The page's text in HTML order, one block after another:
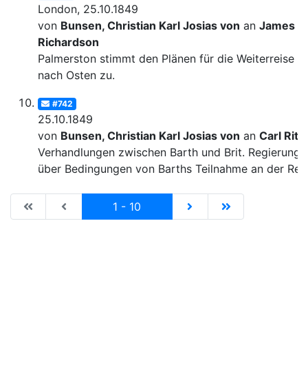
London, 25.10.1849
von Bunsen, Christian Karl Josias von an James
Richardson
Palmerston stimmt den Plänen für die Weiterreise
nach Osten zu.
#742
25.10.1849
von Bunsen, Christian Karl Josias von an Carl
Verhandlungen zwischen Barth und Brit. Regierung
über Bedingungen von Barths Teilnahme an der
|de:Erste Seite|en:First results page|
|de:Vorhergehende Seite|en:Previous results
1 - 10 |de:Nächste
|de:Letzte